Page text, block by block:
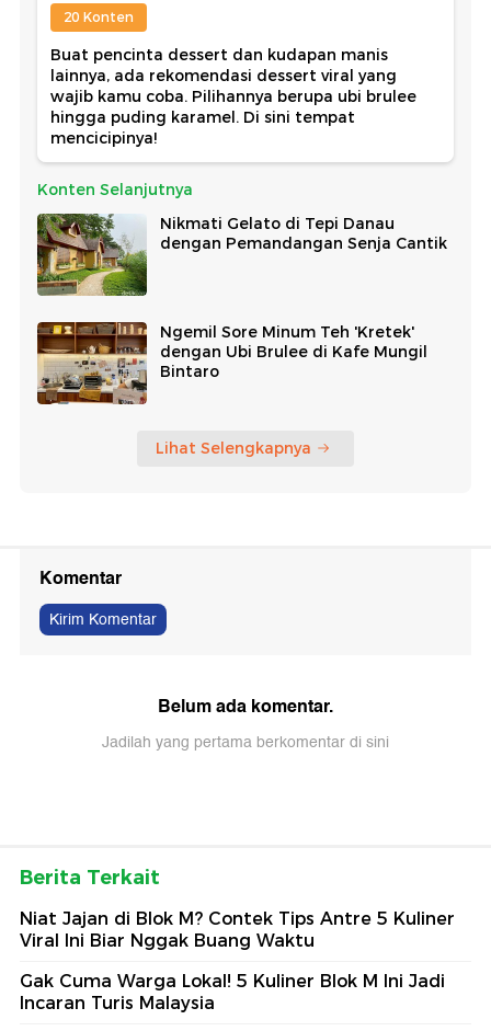
20 Konten
Buat pencinta dessert dan kudapan manis
lainnya, ada rekomendasi dessert viral yang
wajib kamu coba. Pilihannya berupa ubi brulee
hingga puding karamel. Di sini tempat
mencicipinya!
Konten Selanjutnya
Nikmati Gelato di Tepi Danau
dengan Pemandangan Senja Cantik
Ngemil Sore Minum Teh 'Kretek'
dengan Ubi Brulee di Kafe Mungil
Bintaro
Lihat Selengkapnya
Komentar
Kirim Komentar
Belum ada komentar.
Jadilah yang pertama berkomentar di sini
Berita Terkait
Niat Jajan di Blok M? Contek Tips Antre 5 Kuliner
Viral Ini Biar Nggak Buang Waktu
Gak Cuma Warga Lokal! 5 Kuliner Blok M Ini Jadi
Incaran Turis Malaysia